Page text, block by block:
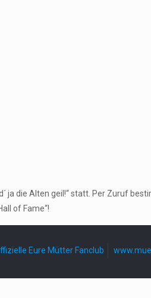
ja die Alten geil!“ statt. Per Zuruf
of Fame“!
Eure Mütter Fanclub